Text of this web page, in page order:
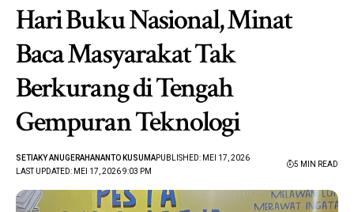
Hari Buku Nasional, Minat
Baca Masyarakat Tak
Berkurang di Tengah
Gempuran Teknologi
LAST UPDATED: MEI 17, 2026 9:03 PM
SETIAKY ANUGERAHANANTO KUSUMAPUBLISHED: MEI 17, 2026
5 MIN READ